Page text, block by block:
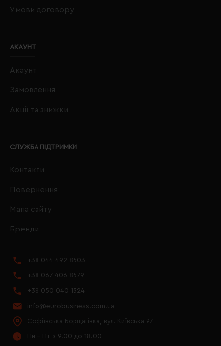
Умови договору
АКАУНТ
Акаунт
Замовлення
Акції та знижки
СЛУЖБА ПІДТРИМКИ
Контакти
Повернення
Мапа сайту
Бренди
+38 044 492 8603
+38 067 406 8679
+38 050 040 1324
info@eurobusiness.com.ua
Софіївська Борщагівка, вул. Київська 97
Пн - Пт з 9.00 до 18.00